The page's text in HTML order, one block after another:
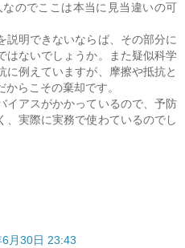
のでここは本当に見当違いの可
説明できないならば、その部分に
はないでしょうか。また疑似科学
に例えていますが、摩擦や抵抗と
らこその棄却です。
イアスがかかっているので、予防
、実際に実務で使わているのでし
月30日 23:43